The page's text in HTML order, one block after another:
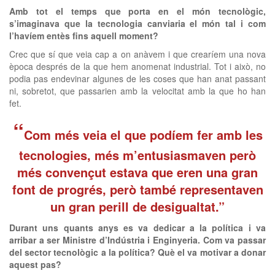
Amb tot el temps que porta en el món tecnològic,
s’imaginava que la tecnologia canviaria el món tal i com
l’havíem entès fins aquell moment?
Crec que sí que veia cap a on anàvem i que crearíem una nova
època després de la que hem anomenat industrial. Tot i això, no
podia pas endevinar algunes de les coses que han anat passant
ni, sobretot, que passarien amb la velocitat amb la que ho han
fet.
“Com més veia el que podíem fer amb les
tecnologies, més m’entusiasmaven però
més convençut estava que eren una gran
font de progrés, però també representaven
un gran perill de desigualtat.”
Durant uns quants anys es va dedicar a la política i va
arribar a ser Ministre d’Indústria i Enginyeria. Com va passar
del sector tecnològic a la política? Què el va motivar a donar
aquest pas?